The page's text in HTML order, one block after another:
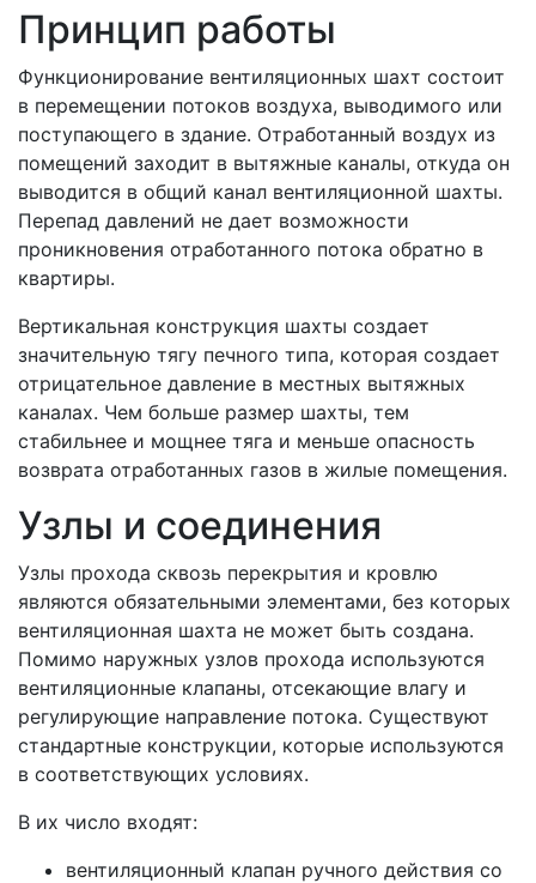
Принцип работы
Функционирование вентиляционных шахт состоит
в перемещении потоков воздуха, выводимого или
поступающего в здание. Отработанный воздух из
помещений заходит в вытяжные каналы, откуда он
выводится в общий канал вентиляционной шахты.
Перепад давлений не дает возможности
проникновения отработанного потока обратно в
квартиры.
Вертикальная конструкция шахты создает
значительную тягу печного типа, которая создает
отрицательное давление в местных вытяжных
каналах. Чем больше размер шахты, тем
стабильнее и мощнее тяга и меньше опасность
возврата отработанных газов в жилые помещения.
Узлы и соединения
Узлы прохода сквозь перекрытия и кровлю
являются обязательными элементами, без которых
вентиляционная шахта не может быть создана.
Помимо наружных узлов прохода используются
вентиляционные клапаны, отсекающие влагу и
регулирующие направление потока. Существуют
стандартные конструкции, которые используются
в соответствующих условиях.
В их число входят:
вентиляционный клапан ручного действия со